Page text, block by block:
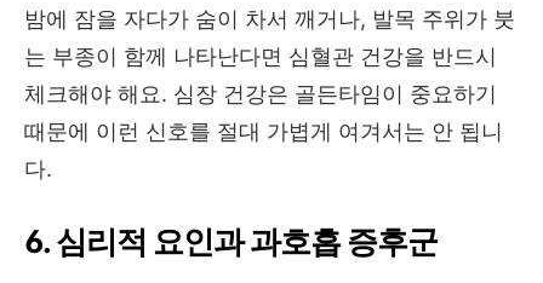
밤에 잠을 자다가 숨이 차서 깨거나, 발목 주위가 붓
는 부종이 함께 나타난다면 심혈관 건강을 반드시
체크해야 해요. 심장 건강은 골든타임이 중요하기
때문에 이런 신호를 절대 가볍게 여겨서는 안 됩니
다.
6. 심리적 요인과 과호흡 증후군